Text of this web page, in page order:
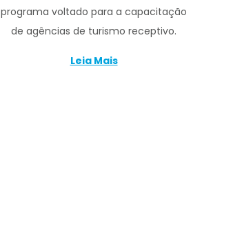
programa voltado para a capacitação
de agências de turismo receptivo.
Leia Mais